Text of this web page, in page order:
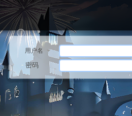
用户名
密码